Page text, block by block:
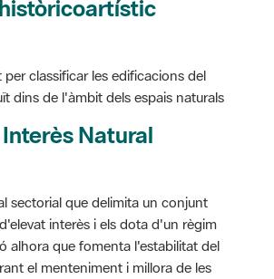
classificar les edificacions del
Natural
sectorial que delimita un conjunt
el menteniment i millora de les
compatibles o necessàries per al
naturals que es protegeixen. La
ser creada i regulada per la Llei